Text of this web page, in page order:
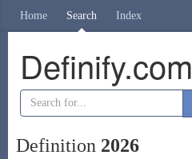
Home Search Index
Definify.com
Definition 2026